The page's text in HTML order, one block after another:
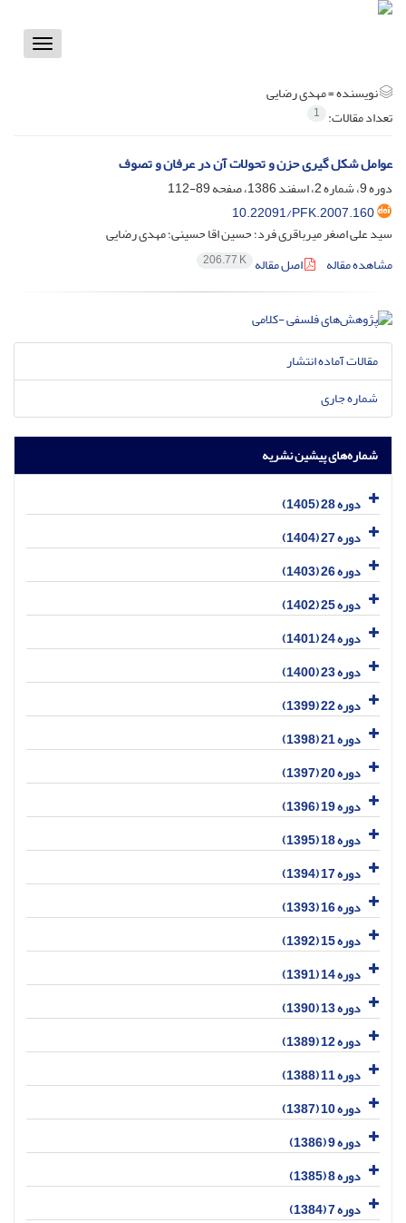
Toggle
نویسنده =مهدی رضایی
تعداد مقالات: 1
عوامل شکل گیری حزن و تحولات آن در عرفان و تصوف
دوره 9، شماره 2، اسفند 1386، صفحه
89-112
10.22091/PFK.2007.160
سید علی اصغر میرباقری فرد؛ حسین اقا حسینی؛ مهدی رضایی
مشاهده مقاله
اصل مقاله 206.77 K
مقالات آماده انتشار
شماره جاری
شماره‌های پیشین نشریه
دوره 28 (1405)
دوره 27 (1404)
دوره 26 (1403)
دوره 25 (1402)
دوره 24 (1401)
دوره 23 (1400)
دوره 22 (1399)
دوره 21 (1398)
دوره 20 (1397)
دوره 19 (1396)
دوره 18 (1395)
دوره 17 (1394)
دوره 16 (1393)
دوره 15 (1392)
دوره 14 (1391)
دوره 13 (1390)
دوره 12 (1389)
دوره 11 (1388)
دوره 10 (1387)
دوره 9 (1386)
دوره 8 (1385)
دوره 7 (1384)